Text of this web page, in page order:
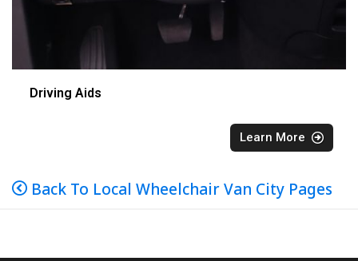
Driving Aids
Learn More
Back To Local Wheelchair Van City Pages